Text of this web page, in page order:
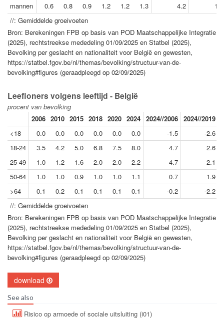
mannen
0.6 0.8 0.9 1.2 1.2 1.3 4.2
1.7
//: Gemiddelde groeivoeten
Bron: Berekeningen FPB op basis van POD Maatschappelijke Integratie
(2025), rechtstreekse mededeling 01/09/2025 en Statbel (2025),
Bevolking per geslacht en nationaliteit voor België en gewesten,
https://statbel.fgov.be/nl/themas/bevolking/structuur-van-de-
bevolking#figures (geraadpleegd op 02/09/2025)
Leefloners volgens leeftijd - België
procent van bevolking
2006 2010 2015 2018 2020 2024 2024//2006 2024//2019
<18
0.0 0.0 0.0 0.0 0.0 0.0 -1.5
-2.6
18-24
3.5 4.2 5.0 6.8 7.5 8.0 4.7
2.6
25-49
1.0 1.2 1.6 2.0 2.0 2.2 4.7
2.1
50-64
1.0 1.0 0.9 1.0 1.0 1.1 0.7
1.9
>64
0.1 0.2 0.1 0.1 0.1 0.1 -0.2
-2.2
//: Gemiddelde groeivoeten
Bron: Berekeningen FPB op basis van POD Maatschappelijke Integratie
(2025), rechtstreekse mededeling 01/09/2025 en Statbel (2025),
Bevolking per geslacht en nationaliteit voor België en gewesten,
https://statbel.fgov.be/nl/themas/bevolking/structuur-van-de-
bevolking#figures (geraadpleegd op 02/09/2025)
download
See also
Risico op armoede of sociale uitsluiting (i01)